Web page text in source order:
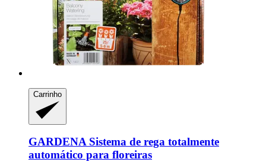
Carrinho
GARDENASistema de rega totalmente
automático para floreiras